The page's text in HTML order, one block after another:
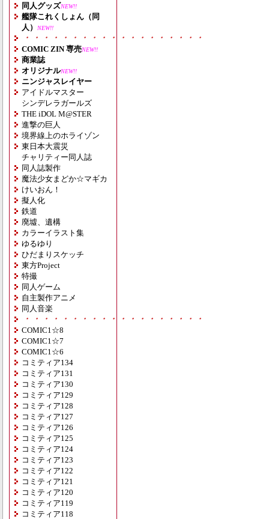
同人グッズNEW!!
艦隊これくしょん（同
人）
NEW!!
・・・・・・・・・・・・・・・・・・・
COMIC ZIN 専売NEW!!
商業誌
オリジナルNEW!!
ニンジャスレイヤー
アイドルマスター
シンデレラガールズ
THE iDOL M@STER
進撃の巨人
境界線上のホライゾン
東日本大震災
チャリティー同人誌
同人誌製作
魔法少女まどか☆マギカ
けいおん！
擬人化
鉄道
廃墟、遺構
カラーイラスト集
ゆるゆり
ひだまりスケッチ
東方Project
特撮
同人ゲーム
自主製作アニメ
同人音楽
・・・・・・・・・・・・・・・・・・・
COMIC1☆8
COMIC1☆7
COMIC1☆6
コミティア134
コミティア131
コミティア130
コミティア129
コミティア128
コミティア127
コミティア126
コミティア125
コミティア124
コミティア123
コミティア122
コミティア121
コミティア120
コミティア119
コミティア118